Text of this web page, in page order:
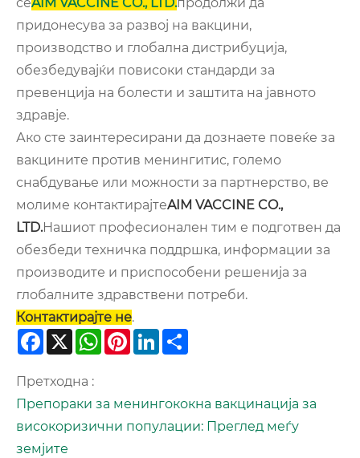
придонесува за развој на вакцини,
производство и глобална дистрибуција,
обезбедувајќи повисоки стандарди за
превенција на болести и заштита на јавното
здравје.
Ако сте заинтересирани да дознаете повеќе за
вакцините против менингитис, големо
снабдување или можности за партнерство, ве
молиме контактирајтеAIM VACCINE CO.,
LTD.Нашиот професионален тим е подготвен да
обезбеди техничка поддршка, информации за
производите и приспособени решенија за
глобалните здравствени потреби.
Контактирајте не.
Facebook
X WhatsApp
Pinterest
LinkedIn
Претходна :
Препораки за менингококна вакцинација за
високоризични популации: Преглед меѓу
земјите